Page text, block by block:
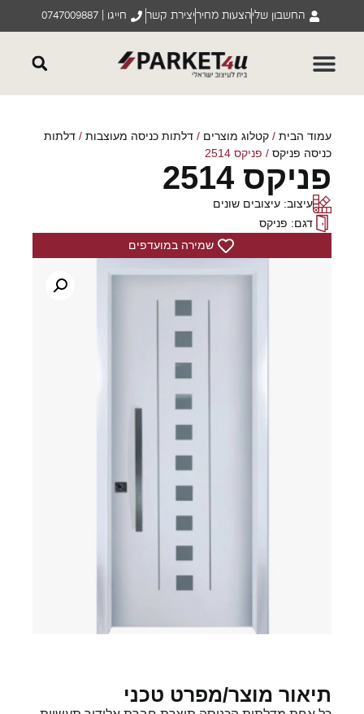
החשבון שליהצעות מחיריצירת קשר חייגו | 0747009887
עמוד הבית/קטלוג מוצרים/דלתות כניסה מעוצבות/דלתות
כניסה פניקס / פניקס 2514
פניקס 2514
עיצוב: עיצובים שונים
דגם: פניקס
שמירה במועדפים
תיאור מוצר/מפרט טכני